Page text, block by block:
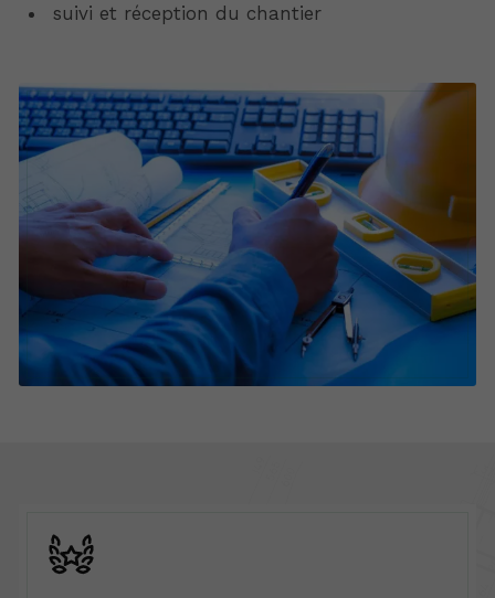
suivi et réception du chantier